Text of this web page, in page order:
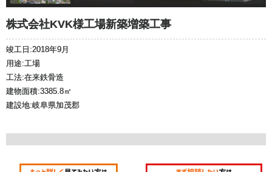
株式会社KVK様工場新築増築工事
竣工日:2018年9月
用途:工場
工法:在来鉄骨造
建物面積:3385.8㎡
建設地:岐阜県加茂郡